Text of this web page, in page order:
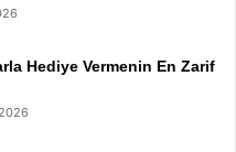
Hediye Vermenin En Zarif